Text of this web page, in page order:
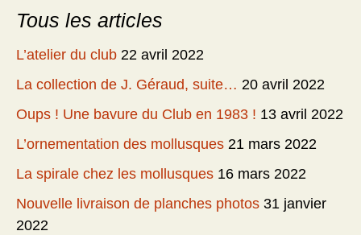
Tous les articles
L’atelier du club 22 avril 2022
La collection de J. Géraud, suite… 20 avril 2022
Oups ! Une bavure du Club en 1983 ! 13 avril 2022
L’ornementation des mollusques 21 mars 2022
La spirale chez les mollusques 16 mars 2022
Nouvelle livraison de planches photos 31 janvier
2022